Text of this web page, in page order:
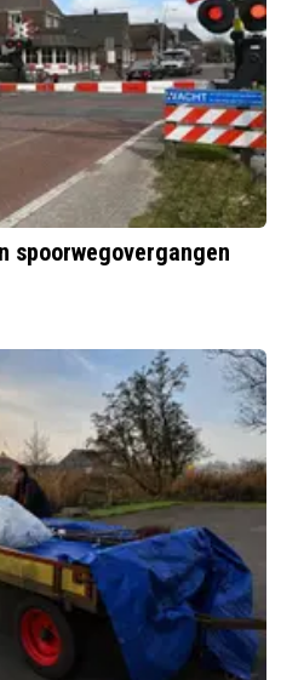
spoorwegovergangen